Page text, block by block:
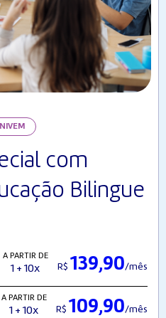
com
Bilingue
A PARTIR DE
1 + 10x R$ 139,90/mês
A PARTIR DE
1 + 10x R$ 109,90/mês